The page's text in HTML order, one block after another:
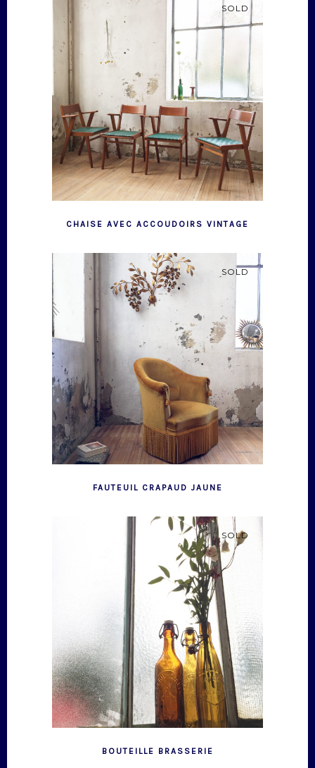
SOLD
CHAISE AVEC ACCOUDOIRS VINTAGE
SOLD
FAUTEUIL CRAPAUD JAUNE
SOLD
BOUTEILLE BRASSERIE